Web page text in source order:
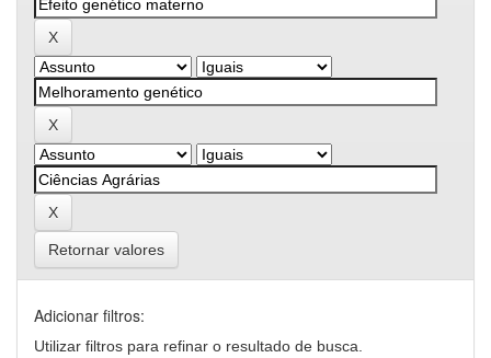
Retornar valores
Adicionar filtros:
Utilizar filtros para refinar o resultado de busca.